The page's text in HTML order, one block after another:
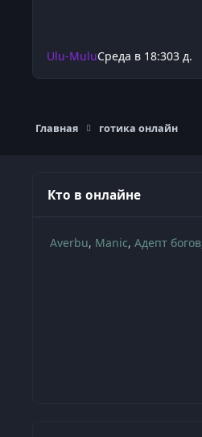
Ulu-MuluСреда в 18:303 д.
Главная готика онлайн
Кто в онлайне
Averbu Manic Адепт богов